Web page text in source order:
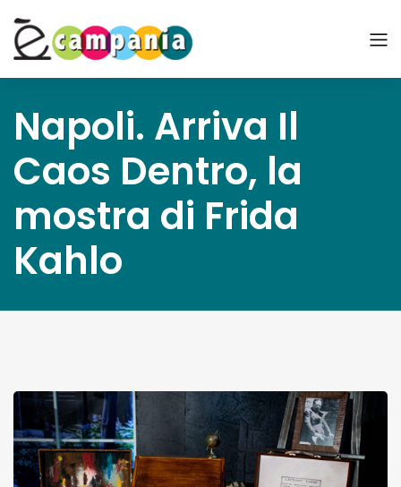
Napoli. Arriva Il
Caos Dentro, la
mostra di Frida
Kahlo